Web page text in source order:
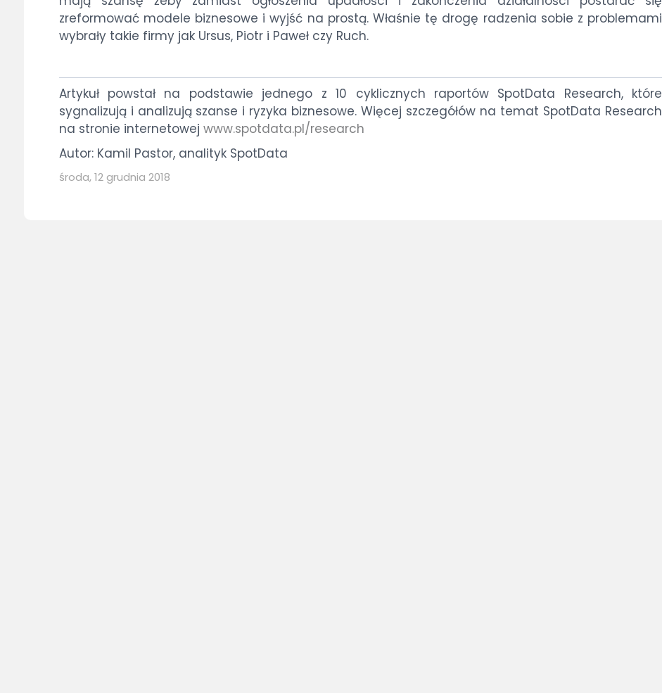
zreformować modele biznesowe i wyjść na prostą. Właśnie tę drogę radzenia sobie z problemami
wybrały takie firmy jak Ursus, Piotr i Paweł czy Ruch.
Artykuł powstał na podstawie jednego z 10 cyklicznych raportów SpotData Research, które
sygnalizują i analizują szanse i ryzyka biznesowe. Więcej szczegółów na temat SpotData Research
na stronie internetowej www.spotdata.pl/research
Autor: Kamil Pastor, analityk SpotData
środa, 12 grudnia 2018